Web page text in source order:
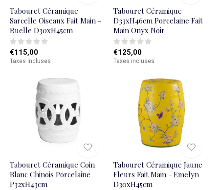
Tabouret Céramique
Sarcelle Oiseaux Fait Main -
Ruelle D30xH45cm
€115,00
Taxes incluses
Tabouret Céramique
D33xH46cm Porcelaine Fait
Main Onyx Noir
€125,00
Taxes incluses
Tabouret Céramique Coin
Blanc Chinois Porcelaine
P32xH43cm
Tabouret Céramique Jaune
Fleurs Fait Main - Emelyn
D30xH45cm